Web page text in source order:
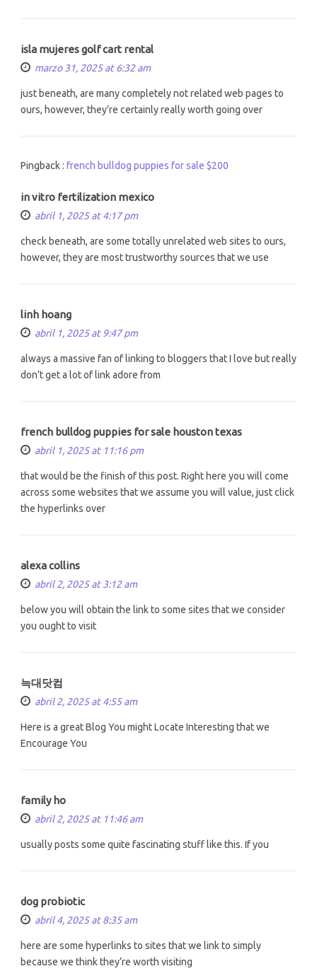
isla mujeres golf cart rental
marzo 31, 2025 at 6:32 am
just beneath, are many completely not related web pages to
ours, however, they’re certainly really worth going over
Pingback : french bulldog puppies for sale $200
in vitro fertilization mexico
abril 1, 2025 at 4:17 pm
check beneath, are some totally unrelated web sites to ours,
however, they are most trustworthy sources that we use
linh hoang
abril 1, 2025 at 9:47 pm
always a massive fan of linking to bloggers that I love but really
don’t get a lot of link adore from
french bulldog puppies for sale houston texas
abril 1, 2025 at 11:16 pm
that would be the finish of this post. Right here you will come
across some websites that we assume you will value, just click
the hyperlinks over
alexa collins
abril 2, 2025 at 3:12 am
below you will obtain the link to some sites that we consider
you ought to visit
늑대닷컴
abril 2, 2025 at 4:55 am
Here is a great Blog You might Locate Interesting that we
Encourage You
family ho
abril 2, 2025 at 11:46 am
usually posts some quite fascinating stuff like this. If you
dog probiotic
abril 4, 2025 at 8:35 am
here are some hyperlinks to sites that we link to simply
because we think they’re worth visiting